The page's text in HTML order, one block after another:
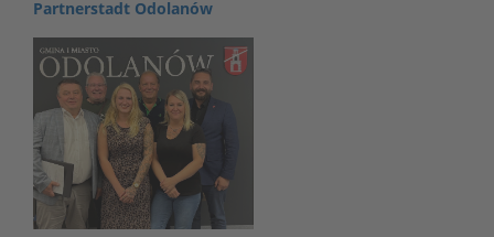
Partnerstadt Odolanów